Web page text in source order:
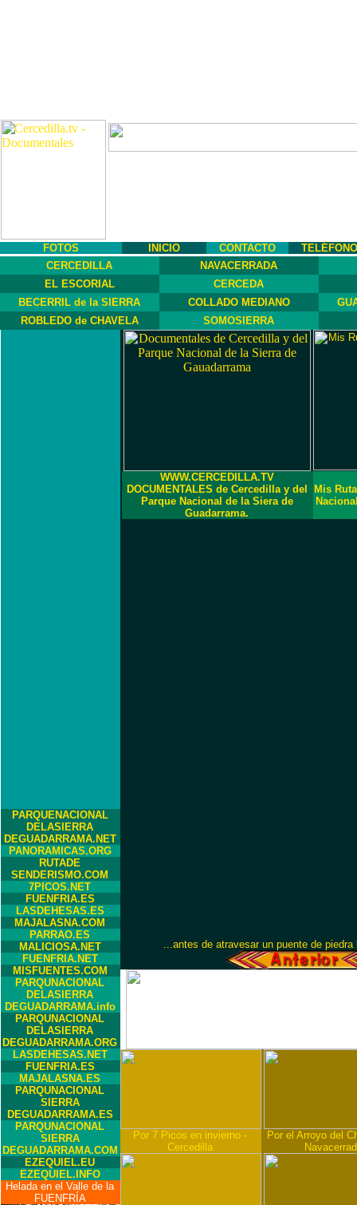
FOTOS INICIO CONTACTO
CERCEDILLA
NAVACERRADA
EL ESCORIAL
CERCEDA
BECERRIL de la SIERRA
COLLADO MEDIANO
ROBLEDO de CHAVELA
SOMOSIERRA
PARQUENACIONAL
DELASIERRA
DEGUADARRAMA.NET
PANORAMICAS.ORG
RUTADE
SENDERISMO.COM
7PICOS.NET
FUENFRIA.ES
LASDEHESAS.ES
MAJALASNA.COM
PARRAO.ES
MALICIOSA.NET
FUENFRIA.NET
MISFUENTES.COM
PARQUNACIONAL
DELASIERRA
DEGUADARRAMA.info
PARQUNACIONAL
DELASIERRA
DEGUADARRAMA.ORG
LASDEHESAS.NET
FUENFRIA.ES
MAJALASNA.ES
PARQUNACIONAL
SIERRA
DEGUADARRAMA.ES
PARQUNACIONAL
SIERRA
DEGUADARRAMA.COM
EZEQUIEL.EU
EZEQUIEL.INFO
Helada en el Valle de la
FUENFRÍA
WWW.CERCEDILLA.TV
DOCUMENTALES de Cercedilla y del
Parque Nacional de la Siera de
Guadarrama.
Mis
...antes de atravesar un puente de
Por 7 Picos en invierno -
Cercedilla
Por el Arroyo del